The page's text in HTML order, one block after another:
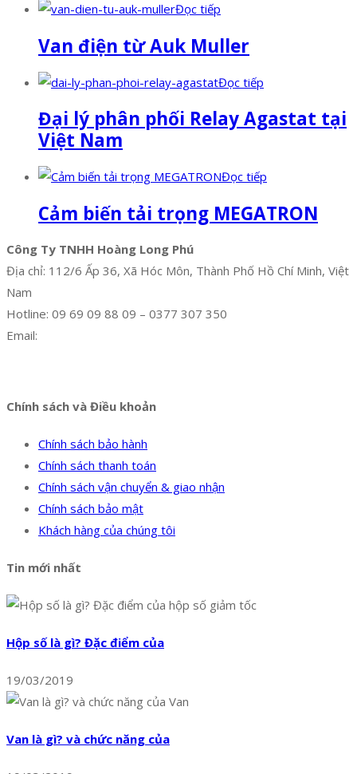
Đọc tiếp
Van điện từ Auk Muller
Đọc tiếp
Đại lý phân phối Relay Agastat tại
Việt Nam
Đọc tiếp
Cảm biến tải trọng MEGATRON
Công Ty TNHH Hoàng Long Phú
Địa chỉ: 112/6 Ấp 36, Xã Hóc Môn, Thành Phố Hồ Chí Minh, Việt
Nam
Hotline: 09 69 09 88 09 – 0377 307 350
Email:
Chính sách và Điều khoản
Chính sách bảo hành
Chính sách thanh toán
Chính sách vận chuyển & giao nhận
Chính sách bảo mật
Khách hàng của chúng tôi
Tin mới nhất
Hộp số là gì? Đặc điểm của
19/03/2019
Van là gì? và chức năng của